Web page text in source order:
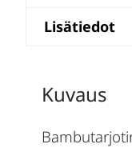
Lisätiedot
Kuvaus